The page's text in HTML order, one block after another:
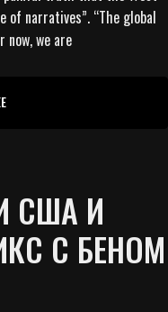
narratives”. “The global
we are
США И
С БЕНОМ